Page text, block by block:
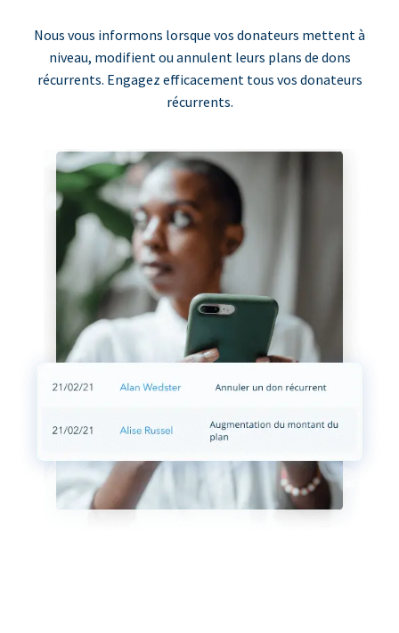
Nous vous informons lorsque vos donateurs mettent à
niveau, modifient ou annulent leurs plans de dons
récurrents. Engagez efficacement tous vos donateurs
récurrents.